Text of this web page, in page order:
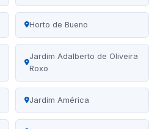
Horto de Bueno
Jardim Adalberto de Oliveira
Roxo
Jardim América